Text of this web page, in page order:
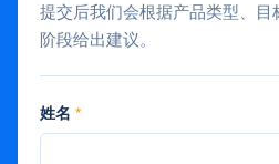
提交后我们会根据产品类型、
阶段给出建议。
姓名 *